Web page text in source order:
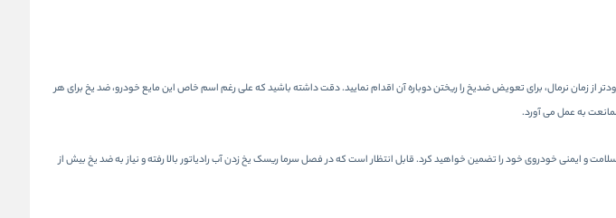
زمان نرمال، برای تعویض ضدیخ را ریختن دوباره آن اقدام نمایید. دقت داشته باشید که علی رغم اسم خاص این مایع خودرو، ضد یخ برای هر
به عمل می آورد.
و ایمنی خودروی خود را تضمین خواهید کرد. قابل انتظار است که در فصل سرما ریسک یخ زدن آب رادیاتور بالا رفته و نیاز به ضد یخ بیش از